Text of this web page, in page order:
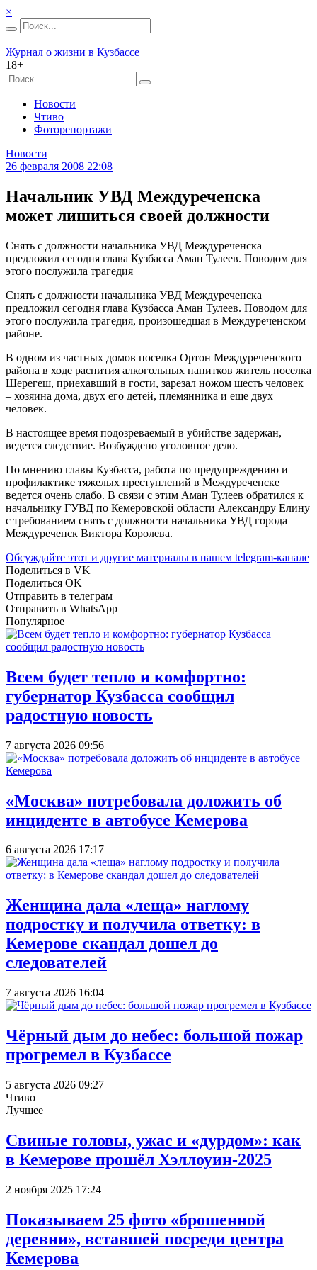
×
Журнал о жизни в Кузбассе
18+
Новости
Чтиво
Фоторепортажи
Новости
26 февраля 2008 22:08
Начальник УВД Междуреченска
может лишиться своей должности
Снять с должности начальника УВД Междуреченска
предложил сегодня глава Кузбасса Аман Тулеев. Поводом для
этого послужила трагедия
Снять с должности начальника УВД Междуреченска
предложил сегодня глава Кузбасса Аман Тулеев. Поводом для
этого послужила трагедия, произошедшая в Междуреченском
районе.
В одном из частных домов поселка Ортон Междуреченского
района в ходе распития алкогольных напитков житель поселка
Шерегеш, приехавший в гости, зарезал ножом шесть человек
– хозяина дома, двух его детей, племянника и еще двух
человек.
В настоящее время подозреваемый в убийстве задержан,
ведется следствие. Возбуждено уголовное дело.
По мнению главы Кузбасса, работа по предупреждению и
профилактике тяжелых преступлений в Междуреченске
ведется очень слабо. В связи с этим Аман Тулеев обратился к
начальнику ГУВД по Кемеровской области Александру Елину
с требованием снять с должности начальника УВД города
Междуреченск Виктора Королева.
Обсуждайте этот и другие материалы в нашем telegram-канале
Поделиться в VK
Поделиться OK
Отправить в телеграм
Отправить в WhatsApp
Популярное
Всем будет тепло и комфортно:
губернатор Кузбасса сообщил
радостную новость
7 августа 2026 09:56
«Москва» потребовала доложить об
инциденте в автобусе Кемерова
6 августа 2026 17:17
Женщина дала «леща» наглому
подростку и получила ответку: в
Кемерове скандал дошел до
следователей
7 августа 2026 16:04
Чёрный дым до небес: большой пожар
прогремел в Кузбассе
5 августа 2026 09:27
Чтиво
Лучшее
Свиные головы, ужас и «дурдом»: как
в Кемерове прошёл Хэллоуин-2025
2 ноября 2025 17:24
Показываем 25 фото «брошенной
деревни», вставшей посреди центра
Кемерова